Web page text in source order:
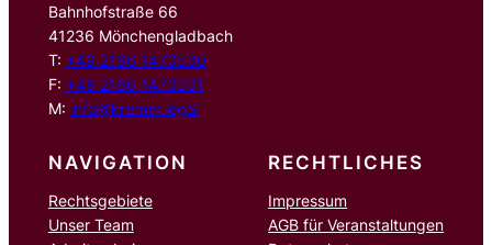
Bahnhofstraße 66
41236 Mönchengladbach
T: +49 2166 1470500
F: +49 2166 1470501
M: info@kremer.legal
NAVIGATION
Rechtsgebiete
Unser Team
RECHTLICHES
Impressum
AGB für Veranstaltungen